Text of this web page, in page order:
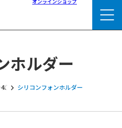
ホルダー
シリコンフォンホルダー